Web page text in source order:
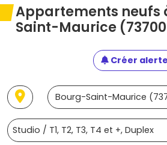
Appartements neufs
Saint-Maurice
Créer alerte